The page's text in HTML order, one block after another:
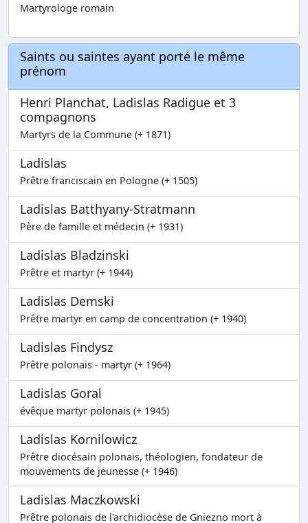
Martyrologe romain
Saints ou saintes ayant porté le même
prénom
Henri Planchat, Ladislas Radigue et 3
compagnons
Martyrs de la Commune (+ 1871)
Ladislas
Prêtre franciscain en Pologne (+ 1505)
Ladislas Batthyany-Stratmann
Père de famille et médecin (+ 1931)
Ladislas Bladzinski
Prêtre et martyr (+ 1944)
Ladislas Demski
Prêtre martyr en camp de concentration (+ 1940)
Ladislas Findysz
Prêtre polonais - martyr (+ 1964)
Ladislas Goral
évêque martyr polonais (+ 1945)
Ladislas Kornilowicz
Prêtre diocésain polonais, théologien, fondateur de
mouvements de jeunesse (+ 1946)
Ladislas Maczkowski
Prêtre polonais de l'archidiocèse de Gniezno mort à